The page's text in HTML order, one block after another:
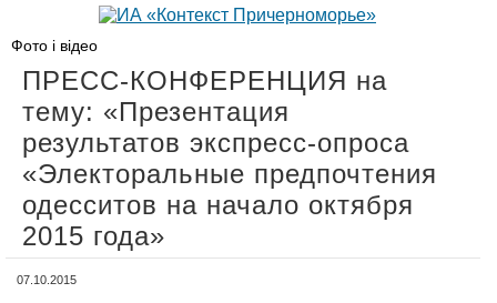
Фото і відео
ПРЕСС-КОНФЕРЕНЦИЯ на
тему: «Презентация
результатов экспресс-опроса
«Электоральные предпочтения
одесситов на начало октября
2015 года»
07.10.2015